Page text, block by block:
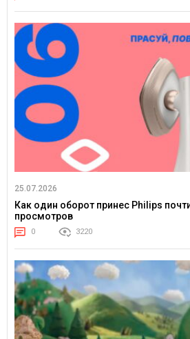
25.07.2026
Как один оборот принес Philips
просмотров
0 3220